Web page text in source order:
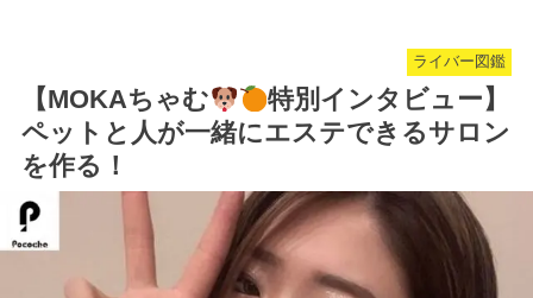
ライバー図鑑
【MOKAちゃむ
特別インタビュー】
ペットと人が一緒にエステできるサロン
を作る！